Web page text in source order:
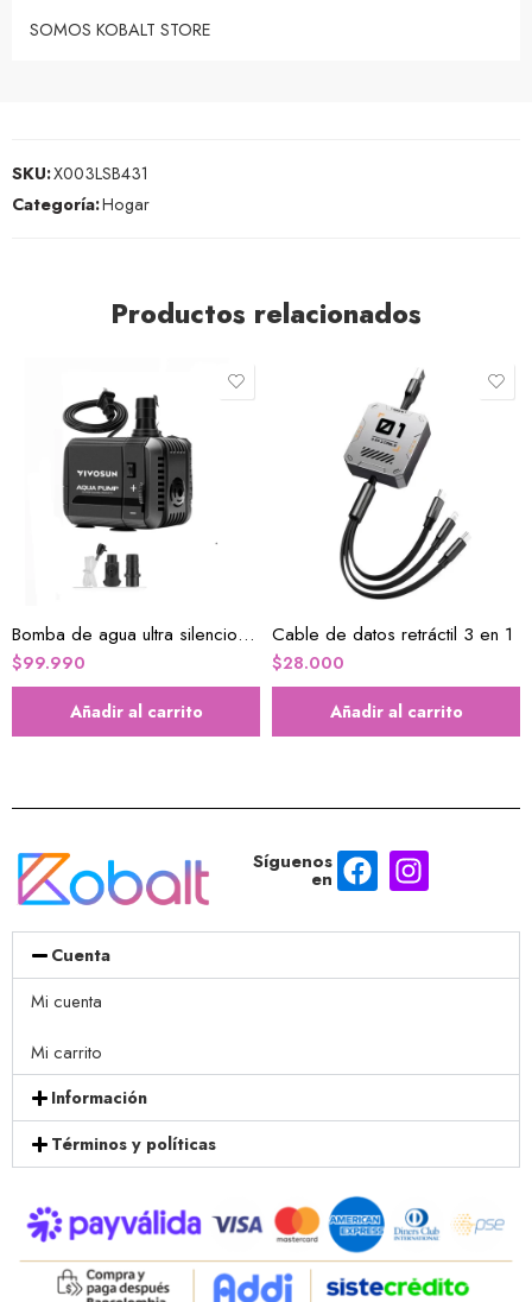
SOMOS KOBALT STORE
SKU:X003LSB431
Categoría:Hogar
Productos relacionados
Bomba de agua ultra silenciosa Fuente de agua
$99.990
Añadir al carrito
Cable de datos retráctil 3 en 1
$28.000
Añadir al carrito
Síguenos
en
Cuenta
Mi cuenta
Mi carrito
Información
Términos y políticas